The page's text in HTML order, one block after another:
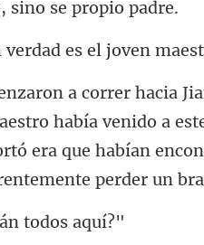
verdad es el joven ma
había venido a
era que habían